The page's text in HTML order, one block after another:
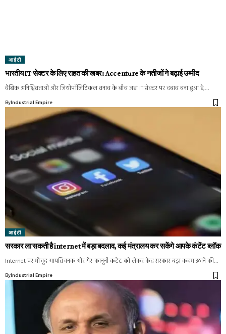
आईटी
भारतीय IT सेक्टर के लिए राहत की खबर: Accenture के नतीजों ने बढ़ाई उम्मीद
वैश्विक अनिश्चितताओं और जियोपॉलिटिकल तनाव के बीच जहां IT सेक्टर पर दबाव बना हुआ है,…
ByIndustrial Empire
आईटी
सरकार ला सकती है internet में बड़ा बदलाव, कई मंत्रालय कर सकेंगे आपके कंटेंट ब्लॉक
Internet पर मौजूद आपत्तिजनक और गैर-कानूनी कंटेंट को लेकर केंद्र सरकार बड़ा कदम उठाने की…
ByIndustrial Empire